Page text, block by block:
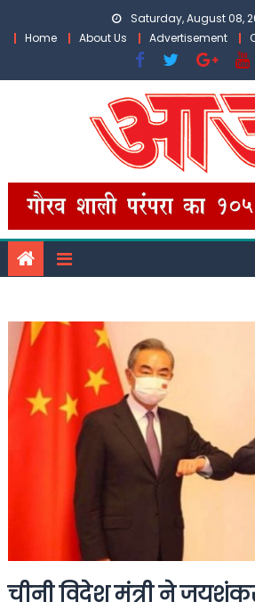
Saturday, August 08,
Home
About Us Advertisement
चीनी विदेश मंत्री ने